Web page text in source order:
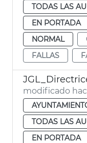
TODAS LAS
EN PORTADA
NORMAL
FALLAS
modificado
TODAS LAS
EN PORTADA